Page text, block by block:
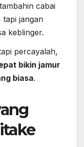
cabai
tapi jangan
keblinger.
percayalah,
bikin jamur
biasa.